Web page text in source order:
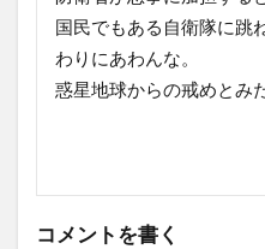
国民でもある自衛隊に跳
わりにあわんな。
惑星地球からの戒めとみた
コメントを書く